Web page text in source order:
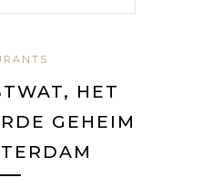
HET
GEHEIM